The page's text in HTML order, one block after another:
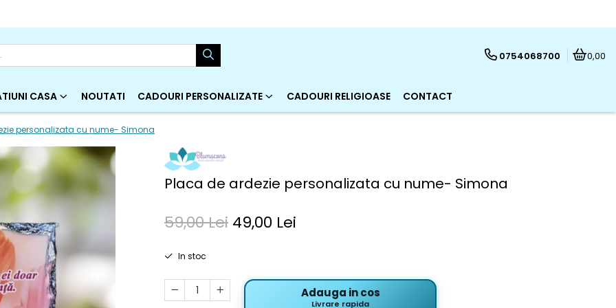
0754068700 0,00
CASA NOUTATI CADOURI PERSONALIZATE CADOURI RELIGIOASE CONTACT
personalizata cu nume- Simona
Placa de ardezie personalizata cu nume- Simona
59,00 Lei 49,00 Lei
In stoc
Adauga in cos
Livrare rapida